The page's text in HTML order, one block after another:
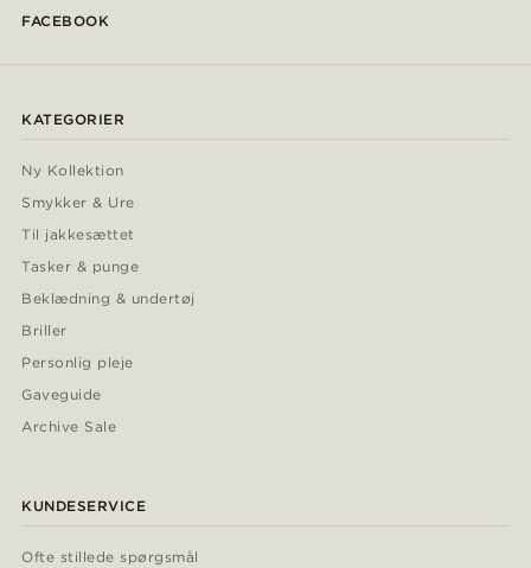
FACEBOOK
KATEGORIER
Ny Kollektion
Smykker & Ure
Til jakkesættet
Tasker & punge
Beklædning & undertøj
Briller
Personlig pleje
Gaveguide
Archive Sale
KUNDESERVICE
Ofte stillede spørgsmål